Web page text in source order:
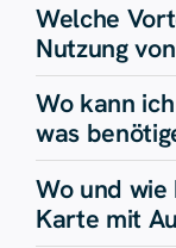
Welche
Nutzung
Wo kann
was
Wo und wie
Karte mit